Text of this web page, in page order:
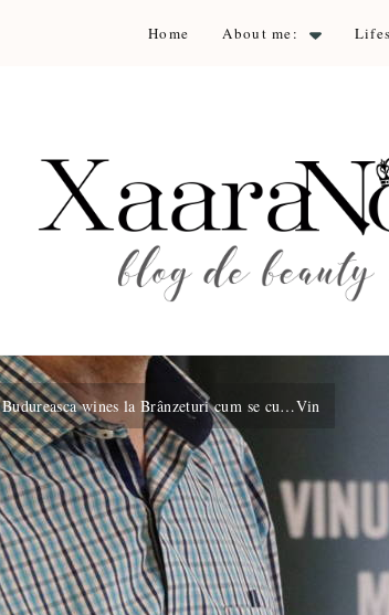
Home About me:
Xaara
Budureasca wines la Brânzeturi cum se cu…Vin